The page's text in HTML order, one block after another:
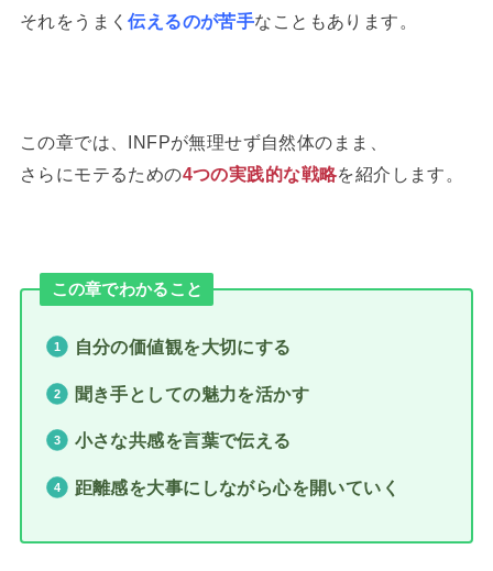
それをうまく伝えるのが苦手なこともあります。
この章では、INFPが無理せず自然体のまま、
さらにモテるための4つの実践的な戦略を紹介します。
この章でわかること
自分の価値観を大切にする
聞き手としての魅力を活かす
小さな共感を言葉で伝える
距離感を大事にしながら心を開いていく